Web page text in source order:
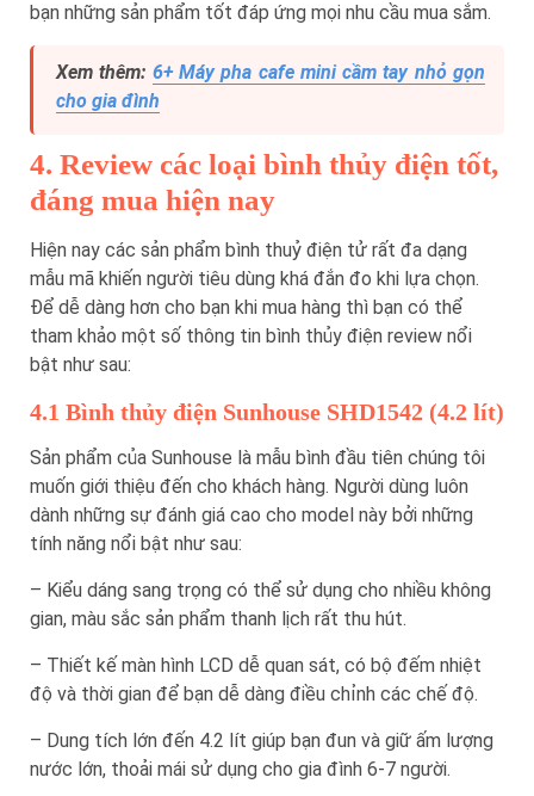
bạn những sản phẩm tốt đáp ứng mọi nhu cầu mua sắm.
Xem thêm: 6+ Máy pha cafe mini cầm tay nhỏ gọn
cho gia đình
4. Review các loại bình thủy điện tốt,
đáng mua hiện nay
Hiện nay các sản phẩm bình thuỷ điện tử rất đa dạng
mẫu mã khiến người tiêu dùng khá đắn đo khi lựa chọn.
Để dễ dàng hơn cho bạn khi mua hàng thì bạn có thể
tham khảo một số thông tin bình thủy điện review nổi
bật như sau:
4.1 Bình thủy điện Sunhouse SHD1542 (4.2 lít)
Sản phẩm của Sunhouse là mẫu bình đầu tiên chúng tôi
muốn giới thiệu đến cho khách hàng. Người dùng luôn
dành những sự đánh giá cao cho model này bởi những
tính năng nổi bật như sau:
– Kiểu dáng sang trọng có thể sử dụng cho nhiều không
gian, màu sắc sản phẩm thanh lịch rất thu hút.
– Thiết kế màn hình LCD dễ quan sát, có bộ đếm nhiệt
độ và thời gian để bạn dễ dàng điều chỉnh các chế độ.
– Dung tích lớn đến 4.2 lít giúp bạn đun và giữ ấm lượng
nước lớn, thoải mái sử dụng cho gia đình 6-7 người.